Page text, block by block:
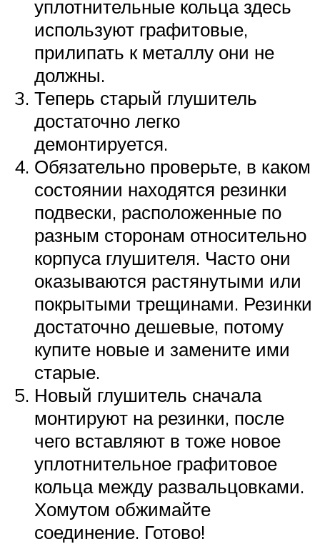
уплотнительные кольца здесь
используют графитовые,
прилипать к металлу они не
должны.
Теперь старый глушитель
достаточно легко
демонтируется.
Обязательно проверьте, в каком
состоянии находятся резинки
подвески, расположенные по
разным сторонам относительно
корпуса глушителя. Часто они
оказываются растянутыми или
покрытыми трещинами. Резинки
достаточно дешевые, потому
купите новые и замените ими
старые.
Новый глушитель сначала
монтируют на резинки, после
чего вставляют в тоже новое
уплотнительное графитовое
кольца между развальцовками.
Хомутом обжимайте
соединение. Готово!